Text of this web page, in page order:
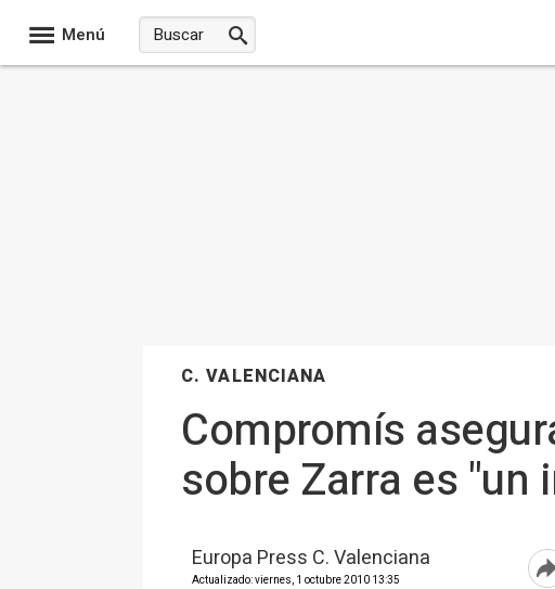
Menú
C. VALENCIANA
Compromís
sobre Zarra es
Europa Press C. Valenciana
Actualizado: viernes, 1 octubre 2010 13:35